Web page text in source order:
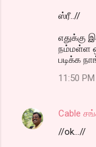
ஸ்ரீ..//
எதுக்கு
நம்மள்ள
படிக்க
11:50 PM
Cable
//ok...//